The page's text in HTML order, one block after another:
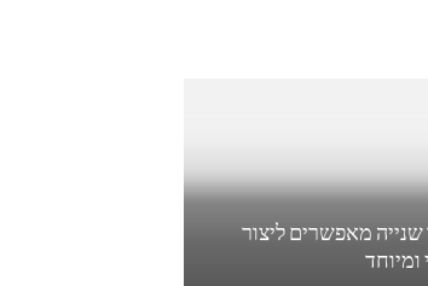
שנייה מאפשרים ליצור